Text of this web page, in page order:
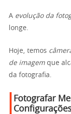
A evolução da
longe.
Hoje, temos
de imagem que
da fotografia.
Fotografar